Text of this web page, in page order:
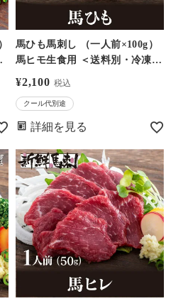
馬ひも馬刺し （一人前×100g）
馬ヒモ生食用 ＜送料別・冷凍
便・クール代別＞※希少部位の
馬肉なら大嶌屋（おおしまや）
【0308432】
¥2,100 税込
クール代別途
詳細を見る